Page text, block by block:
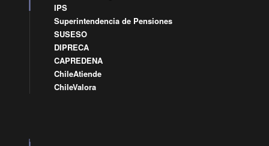
IPS
Superintendencia de Pensiones
SUSESO
DIPRECA
CAPREDENA
ChileAtiende
ChileValora